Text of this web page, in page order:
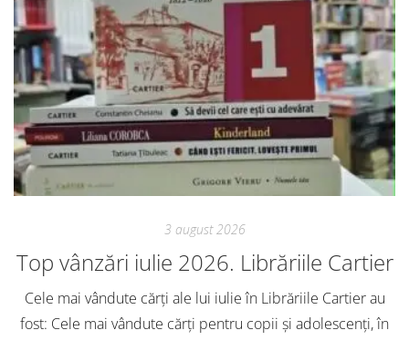
3 august 2026
Top vânzări iulie 2026. Librăriile Cartier
Cele mai vândute cărți ale lui iulie în Librăriile Cartier au
fost: Cele mai vândute cărți pentru copii și adolescenți, în